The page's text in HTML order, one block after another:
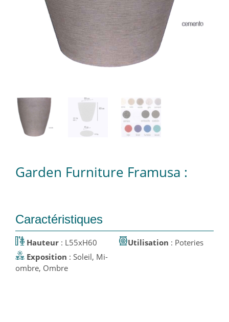
Garden Furniture Framusa :
Caractéristiques
Hauteur : L55xH60
Exposition : Soleil, Mi-
ombre, Ombre
Utilisation : Poteries